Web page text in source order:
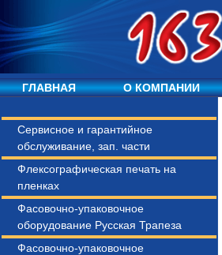
ГЛАВНАЯ О КОМПАНИИ
Сервисное и гарантийное
обслуживание, зап. части
Флексографическая печать на
пленках
Фасовочно-упаковочное
оборудование Русская Трапеза
Фасовочно-упаковочное